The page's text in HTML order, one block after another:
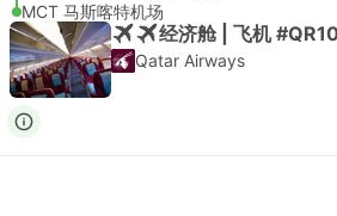
MCT 马斯喀特机场
经济舱 | 飞机
Qatar Airways